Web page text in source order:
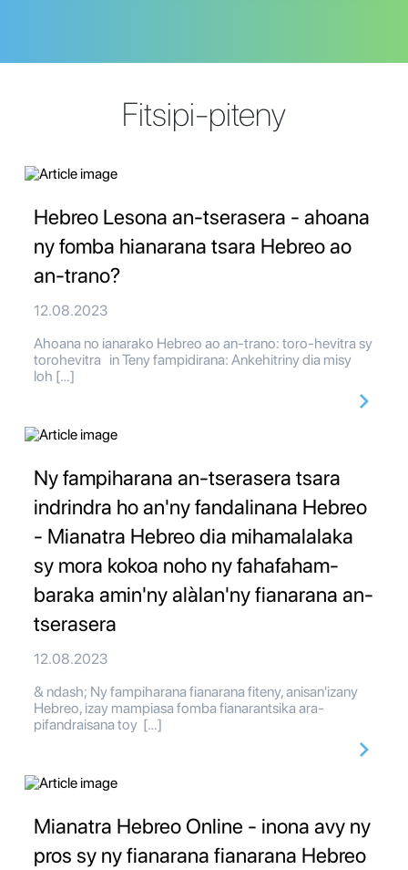
Fitsipi-piteny
Hebreo Lesona an-tserasera - ahoana
ny fomba hianarana tsara Hebreo ao
an-trano?
12.08.2023
Ahoana no ianarako Hebreo ao an-trano: toro-hevitra sy
torohevitra in Teny fampidirana: Ankehitriny dia misy
loh […]
Ny fampiharana an-tserasera tsara
indrindra ho an'ny fandalinana Hebreo
- Mianatra Hebreo dia mihamalalaka
sy mora kokoa noho ny fahafaham-
baraka amin'ny alàlan'ny fianarana an-
tserasera
12.08.2023
& ndash; Ny fampiharana fianarana fiteny, anisan'izany
Hebreo, izay mampiasa fomba fianarantsika ara-
pifandraisana toy […]
Mianatra Hebreo Online - inona avy ny
pros sy ny fianarana fianarana Hebreo